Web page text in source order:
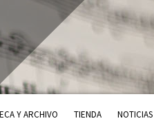
Y ARCHIVO TIENDA NOTICIAS